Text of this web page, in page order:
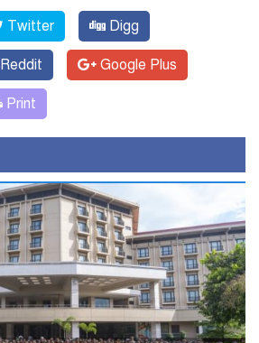
Twitter Digg
Reddit Google Plus
Print